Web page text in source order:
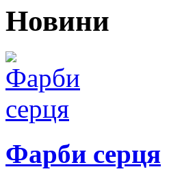
Новини
Фарби серця